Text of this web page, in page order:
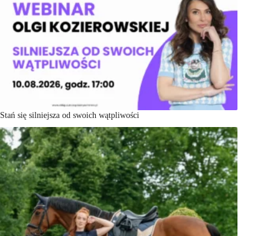
Stań się silniejsza od swoich wątpliwości